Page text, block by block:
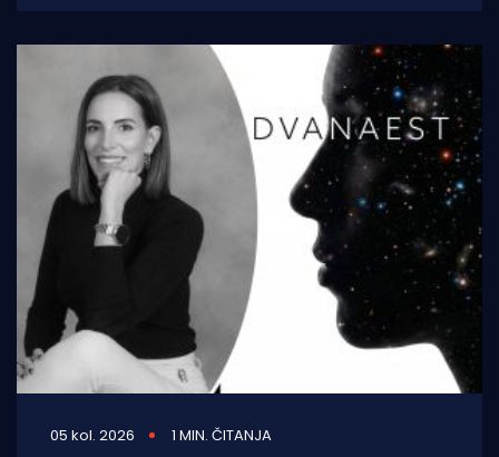
05 kol. 2026 1 MIN. ČITANJA